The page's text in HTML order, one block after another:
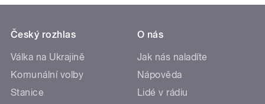
Český rozhlas
Válka na Ukrajině
Komunální volby
Stanice
O nás
Jak nás naladíte
Nápověda
Lidé v rádiu